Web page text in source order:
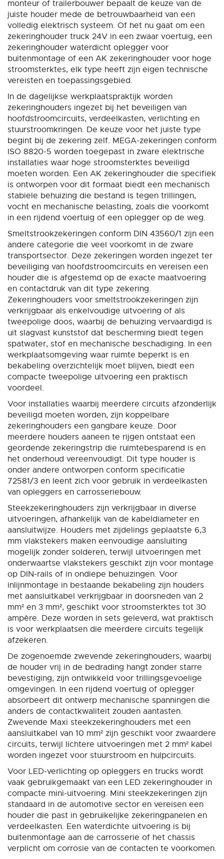
monteur of trailerbouwer bepaalt de keuze van de
juiste houder mede de betrouwbaarheid van een
volledig elektrisch systeem. Of het nu gaat om een
zekeringhouder truck 24V in een zwaar voertuig, een
zekeringhouder waterdicht oplegger voor
buitenmontage of een AK zekeringhouder voor hoge
stroomsterktes, elk type heeft zijn eigen technische
vereisten en toepassingsgebied.
In de dagelijkse werkplaatspraktijk worden
zekeringhouders ingezet bij het beveiligen van
hoofdstroomcircuits, verdeelkasten, verlichting en
stuurstroomkringen. De keuze voor het juiste type
begint bij de zekering zelf. MEGA-zekeringen conform
ISO 8820-5 worden toegepast in zware elektrische
installaties waar hoge stroomsterktes beveiligd
moeten worden. Een AK zekeringhouder die specifiek
is ontworpen voor dit formaat biedt een mechanisch
stabiele behuizing die bestand is tegen trillingen,
vocht en mechanische belasting, zoals die voorkomt
in een rijdend voertuig of een oplegger op de weg.
Smeltstrookzekeringen conform DIN 43560/1 zijn een
andere categorie die veel voorkomt in de zware
transportsector. Deze zekeringen worden ingezet ter
beveiliging van hoofdstroomcircuits en vereisen een
houder die is afgestemd op de exacte maatvoering
en contactdruk van dit type zekering.
Zekeringhouders voor smeltstrookzekeringen zijn
verkrijgbaar als enkelvoudige uitvoering of als
tweepolige doos, waarbij de behuizing vervaardigd is
uit slagvast kunststof dat bescherming biedt tegen
spatwater, stof en mechanische beschadiging. In een
werkplaatsomgeving waar ruimte beperkt is en
bekabeling overzichtelijk moet blijven, biedt een
compacte tweepolige uitvoering een praktisch
voordeel.
Voor installaties waarbij meerdere circuits afzonderlijk
beveiligd moeten worden, zijn koppelbare
zekeringhouders een gangbare keuze. Door
meerdere houders aaneen te rijgen ontstaat een
geordende zekeringstrip die ruimtebesparend is en
het onderhoud vereenvoudigt. Dit type houder is
onder andere ontworpen conform specificatie
72581/3 en leent zich voor gebruik in verdeelkasten
van opleggers en carrosseriebouw.
Steekzekeringhouders zijn verkrijgbaar in diverse
uitvoeringen, afhankelijk van de kabeldiameter en
aansluitwijze. Houders met zijdelings geplaatste 6,3
mm vlakstekers maken eenvoudige aansluiting
mogelijk zonder solderen, terwijl uitvoeringen met
onderwaartse vlakstekers geschikt zijn voor montage
op DIN-rails of in ondiepe behuizingen. Voor
inlijnmontage in bestaande bekabeling zijn houders
met aansluitkabel verkrijgbaar in doorsneden van 2
mm² en 3 mm², geschikt voor stroomsterktes tot 30
ampère. Deze worden in sets geleverd, wat praktisch
is voor werkplaatsen die meerdere circuits tegelijk
afzekeren.
De zogenoemde zwevende zekeringhouders, waarbij
de houder vrij in de bedrading hangt zonder starre
bevestiging, zijn ontwikkeld voor trillingsgevoelige
omgevingen. In een rijdend voertuig of oplegger
absorbeert dit ontwerp mechanische spanningen die
anders de contactkwaliteit zouden aantasten.
Zwevende Maxi steekzekeringhouders met een
aansluitkabel van 10 mm² zijn geschikt voor zwaardere
circuits, terwijl lichtere uitvoeringen met 2 mm² kabel
worden ingezet voor stuurstroom en hulpcircuits.
Voor LED-verlichting op opleggers en trucks wordt
vaak gebruikgemaakt van een LED zekeringhouder in
compacte mini-uitvoering. Mini steekzekeringen zijn
standaard in de automotive sector en vereisen een
houder die past in gebruikelijke zekeringpanelen en
verdeelkasten. Een waterdichte uitvoering is bij
buitenmontage aan de carrosserie of het chassis
verplicht om corrosie van de contacten te voorkomen.